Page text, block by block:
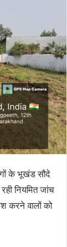
के भूखंड सौदे
नियमित जांच
करने वालों को